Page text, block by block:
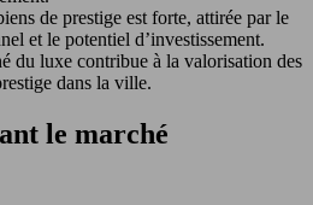
de prestige est forte, attirée par le
et le potentiel d’investissement.
du luxe contribue à la valorisation des
dans la ville.
le marché